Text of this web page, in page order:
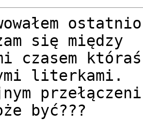
się między
czasem
literkami.
być???